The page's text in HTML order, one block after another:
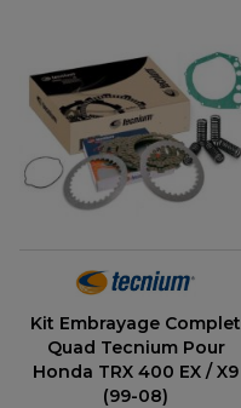
Kit Embrayage Complet
Quad Tecnium Pour
Honda TRX 400 EX / X9
(99-08)